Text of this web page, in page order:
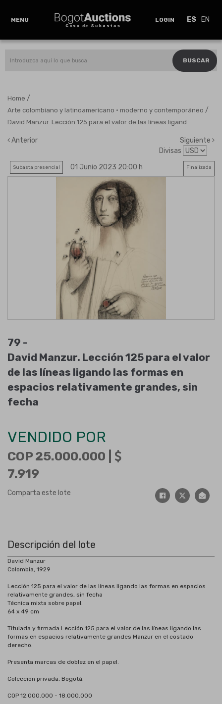
MENU LOGIN ES EN
BUSCAR
Home /
Arte colombiano y latinoamericano · moderno y contemporáneo /
David Manzur. Lección 125 para el valor de las líneas ligand
Anterior
Siguiente
Divisas
Subasta presencial 01 Junio 2023 20:00 h Finalizada
79 -
David Manzur. Lección 125 para el valor
de las líneas ligando las formas en
espacios relativamente grandes, sin
fecha
VENDIDO POR
COP 25.000.000 |
7.919
Comparta este lote
Descripción del lote
David Manzur
Colombia, 1929
Lección 125 para el valor de las líneas ligando las formas en espacios
relativamente grandes, sin fecha
Técnica mixta sobre papel.
64 x 49 cm
Titulada y firmada Lección 125 para el valor de las líneas ligando las
formas en espacios relativamente grandes Manzur en el costado
derecho.
Presenta marcas de doblez en el papel.
Colección privada, Bogotá.
COP 12.000.000 - 18.000.000